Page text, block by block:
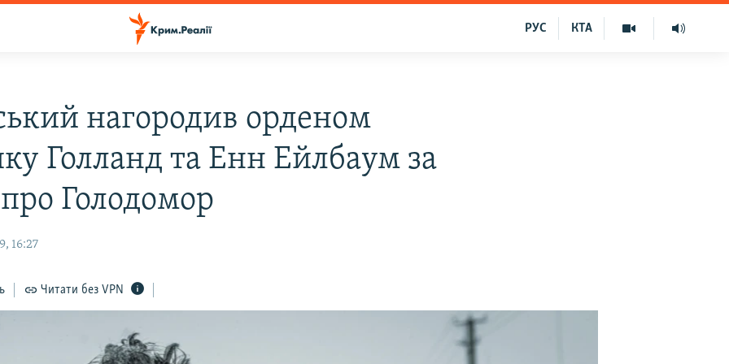
КТА
РУС
нагородив орденом
Голланд та Енн Ейлбаум за
Голодомор
16:27
Читати без VPN